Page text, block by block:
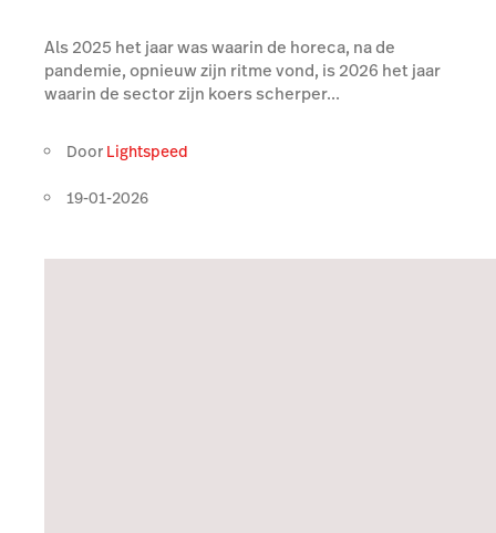
Als 2025 het jaar was waarin de horeca, na de
pandemie, opnieuw zijn ritme vond, is 2026 het jaar
waarin de sector zijn koers scherper...
Door Lightspeed
19-01-2026